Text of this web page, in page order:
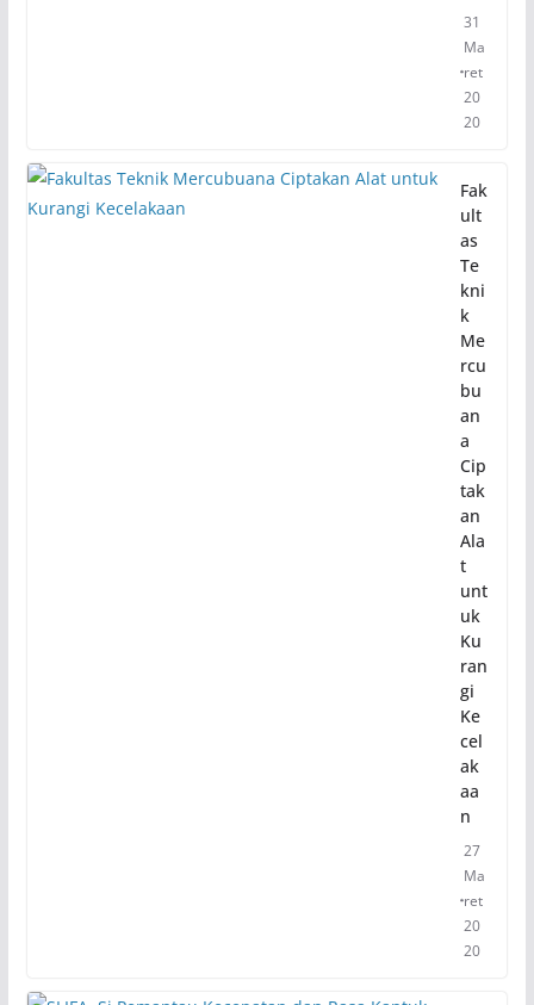
31
Ma
ret
20
20
Fak
ult
as
Te
kni
k
Me
rcu
bu
an
a
Cip
tak
an
Ala
t
unt
uk
Ku
ran
gi
Ke
cel
ak
aa
n
27
Ma
ret
20
20